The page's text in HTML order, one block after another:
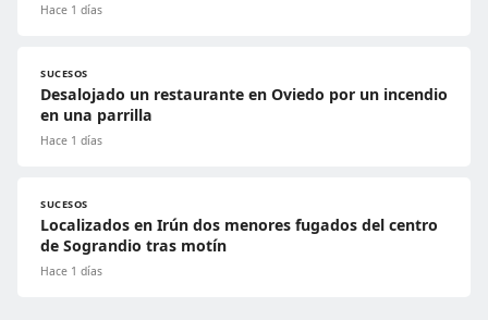
Hace 1 días
SUCESOS
Desalojado un restaurante en Oviedo por un incendio
en una parrilla
Hace 1 días
SUCESOS
Localizados en Irún dos menores fugados del centro
de Sograndio tras motín
Hace 1 días